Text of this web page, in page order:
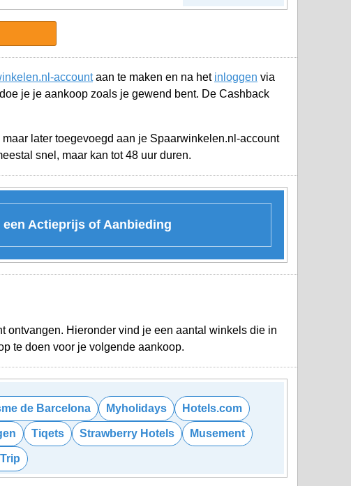
accountaan te maken en na het inloggen via
je je aankoop zoals je gewend bent. De Cashback
later toegevoegd aan je Spaarwinkelen.nl-account
snel, maar kan tot 48 uur duren.
Actieprijs of Aanbieding
ontvangen. Hieronder vind je een aantal winkels die in
te doen voor je volgende aankoop.
de Barcelona Myholidays Hotels.com
Tiqets Strawberry Hotels Musement